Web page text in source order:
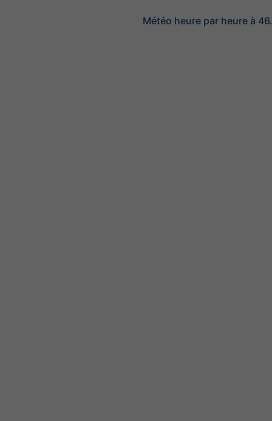
Météo heure par heure à